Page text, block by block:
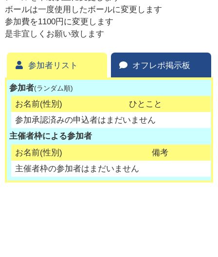
ボールは一度使用したボールに変更します
参加費を1100円に変更します
是非宜しくお願い致します
参加者リスト オフレポ掲示板
参加者(ランダム順)
お名前(性別)
ひとこと
参加承認済みの申込者はまだいません
主催者枠による参加者
お名前(性別)
備考
主催者枠の参加者はまだいません